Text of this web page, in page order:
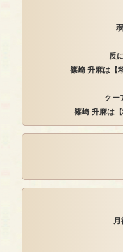
反
篠崎 升麻は【
クー
篠崎 升麻は